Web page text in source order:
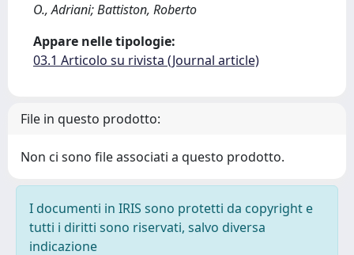
O., Adriani; Battiston, Roberto
Appare nelle tipologie:
03.1 Articolo su rivista (Journal article)
File in questo prodotto:
Non ci sono file associati a questo prodotto.
I documenti in IRIS sono protetti da copyright e
tutti i diritti sono riservati, salvo diversa
indicazione